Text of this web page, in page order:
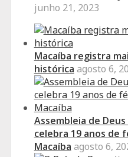
junho 21, 2023
Macaíba registra
histórica agosto 6,
Assembleia de
celebra 19 anos de
Macaíba agosto 6,